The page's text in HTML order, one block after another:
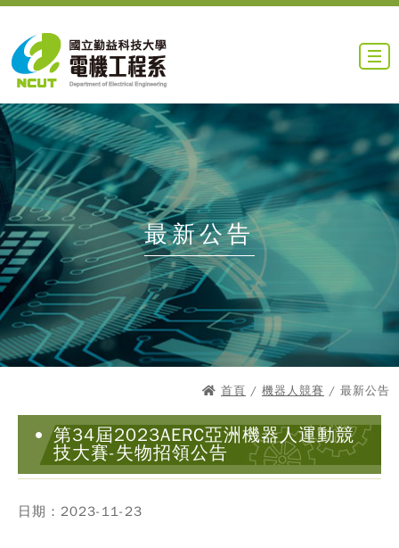
最新公告
首頁 / 機器人競賽 / 最新公告
第34屆2023AERC亞洲機器人運動競
技大賽-失物招領公告
日期：2023-11-23